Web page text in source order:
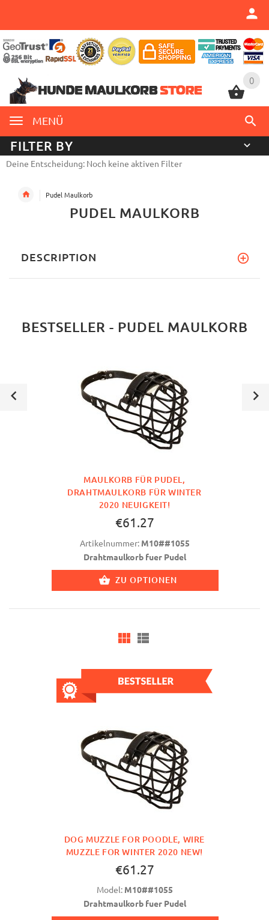
0
MENÜ
0
FILTER BY
Deine Entscheidung: Noch keine aktiven Filter
Pudel Maulkorb
PUDEL MAULKORB
DESCRIPTION
BESTSELLER - PUDEL MAULKORB
MAULKORB FÜR PUDEL,
DRAHTMAULKORB FÜR WINTER
2020 NEUIGKEIT!
€61.27
Artikelnummer: M10##1055
Drahtmaulkorb fuer Pudel
ZU OPTIONEN
DOG MUZZLE FOR POODLE, WIRE
MUZZLE FOR WINTER 2020 NEW!
€61.27
Model: M10##1055
Drahtmaulkorb fuer Pudel